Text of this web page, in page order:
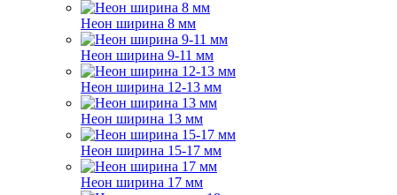
Неон ширина 8 мм
Неон ширина 9-11 мм
Неон ширина 12-13 мм
Неон ширина 13 мм
Неон ширина 15-17 мм
Неон ширина 17 мм